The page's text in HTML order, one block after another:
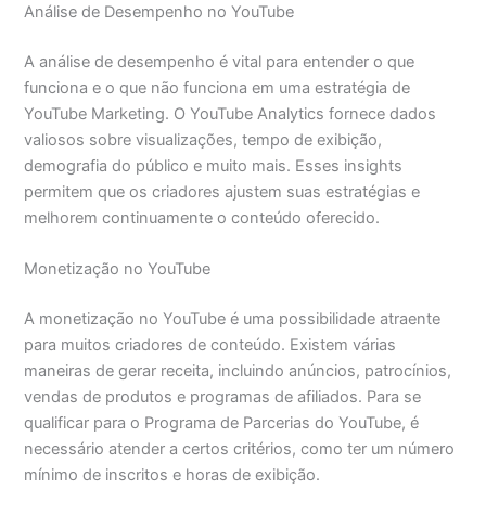
Análise de Desempenho no YouTube
A análise de desempenho é vital para entender o que
funciona e o que não funciona em uma estratégia de
YouTube Marketing. O YouTube Analytics fornece dados
valiosos sobre visualizações, tempo de exibição,
demografia do público e muito mais. Esses insights
permitem que os criadores ajustem suas estratégias e
melhorem continuamente o conteúdo oferecido.
Monetização no YouTube
A monetização no YouTube é uma possibilidade atraente
para muitos criadores de conteúdo. Existem várias
maneiras de gerar receita, incluindo anúncios, patrocínios,
vendas de produtos e programas de afiliados. Para se
qualificar para o Programa de Parcerias do YouTube, é
necessário atender a certos critérios, como ter um número
mínimo de inscritos e horas de exibição.